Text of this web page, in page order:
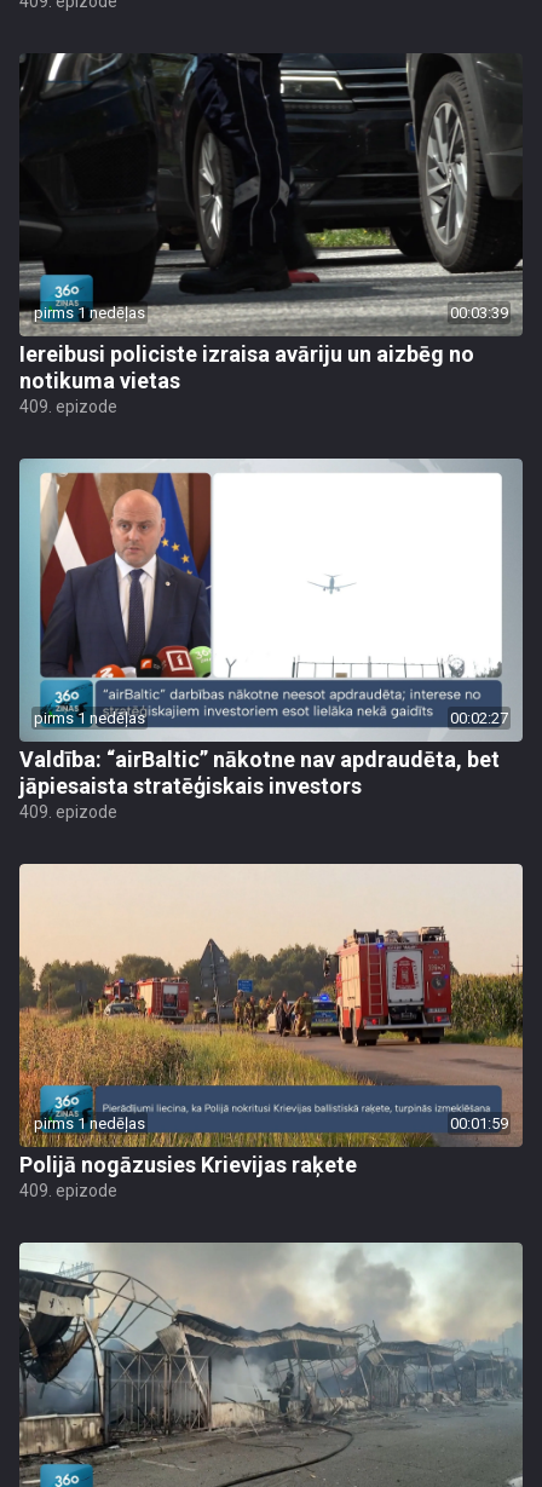
pirms 1 nedēļas 00:03:39
Iereibusi policiste izraisa avāriju un aizbēg no
notikuma vietas
409. epizode
pirms 1 nedēļas 00:02:27
Valdība: “airBaltic” nākotne nav apdraudēta, bet
jāpiesaista stratēģiskais investors
409. epizode
pirms 1 nedēļas 00:01:59
Polijā nogāzusies Krievijas raķete
409. epizode